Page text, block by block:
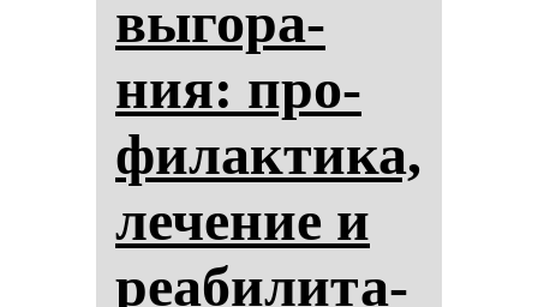
вы­го­ра­
ния: про­
фи­лак­ти­ка,
ле­че­ние и
ре­аби­ли­та­